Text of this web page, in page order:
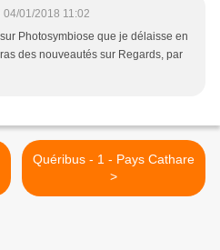
04/01/2018 11:02
Photosymbiose que je délaisse en
des nouveautés sur Regards, par
Quéribus - 1 - Pays Cathare
>